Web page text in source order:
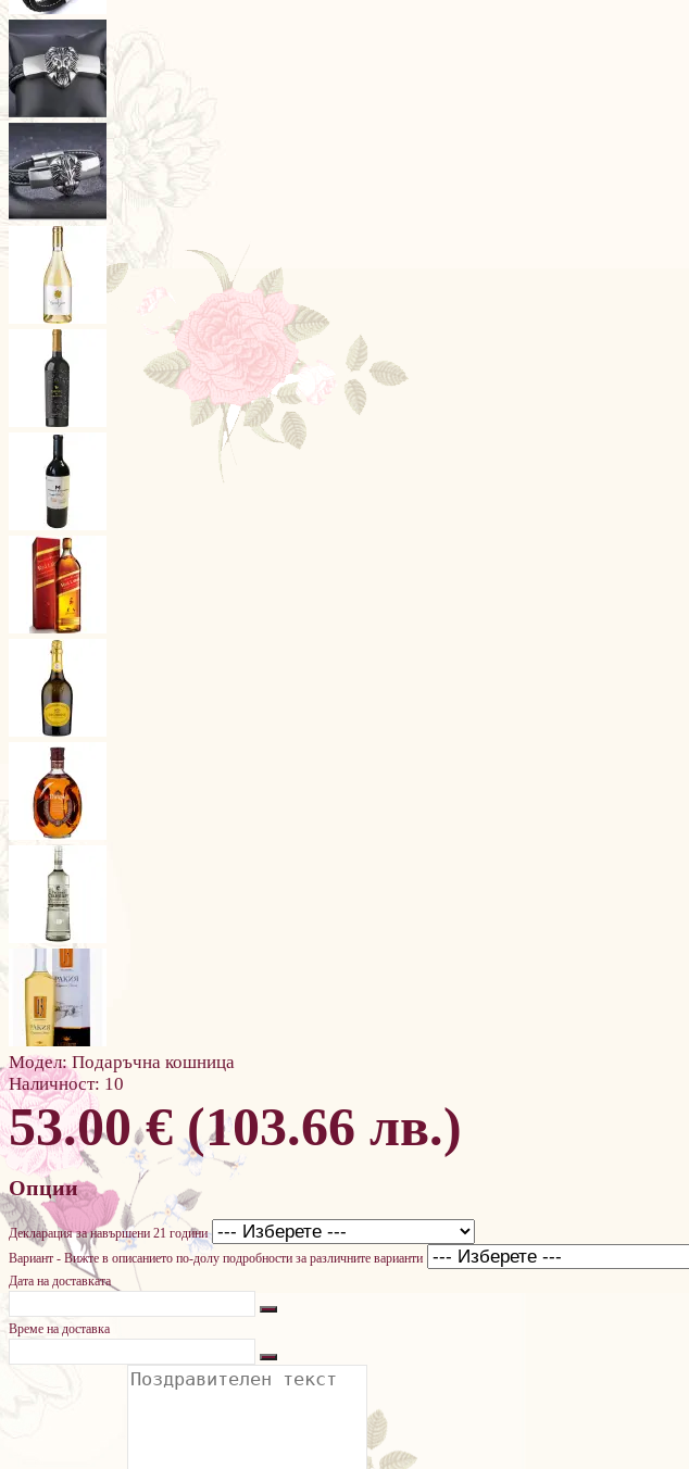
Модел: Подаръчна кошница
Наличност: 10
53.00 € (103.66 лв.)
Опции
Декларация за навършени 21 години
Вариант - Вижте в описанието по-долу подробности за различните варианти
Дата на доставката
Време на доставка